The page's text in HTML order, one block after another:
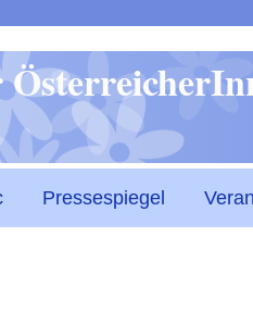
zum
Inhalt
Pressespiegel